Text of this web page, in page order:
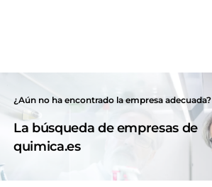
¿Aún no ha encontrado la empresa adecuada?
La búsqueda de empresas de
quimica.es